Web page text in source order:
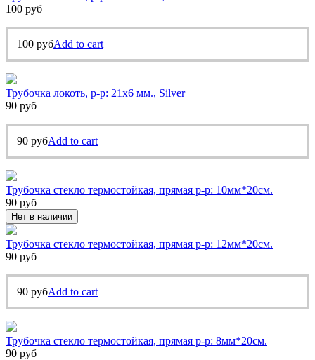
100 руб
100 рубAdd to cart
Трубочка локоть, р-р: 21х6 мм., Silver
90 руб
90 рубAdd to cart
Трубочка стекло термостойкая, прямая р-р: 10мм*20см.
90 руб
Нет в наличии
Трубочка стекло термостойкая, прямая р-р: 12мм*20см.
90 руб
90 рубAdd to cart
Трубочка стекло термостойкая, прямая р-р: 8мм*20см.
90 руб